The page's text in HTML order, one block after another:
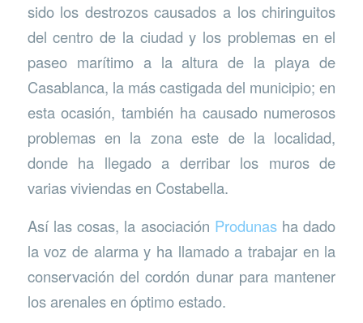
sido los destrozos causados a los chiringuitos
del centro de la ciudad y los problemas en el
paseo marítimo a la altura de la playa de
Casablanca, la más castigada del municipio; en
esta ocasión, también ha causado numerosos
problemas en la zona este de la localidad,
donde ha llegado a derribar los muros de
varias viviendas en Costabella.
Así las cosas, la asociación Produnasha dado
la voz de alarma y ha llamado a trabajar en la
conservación del cordón dunar para mantener
los arenales en óptimo estado.